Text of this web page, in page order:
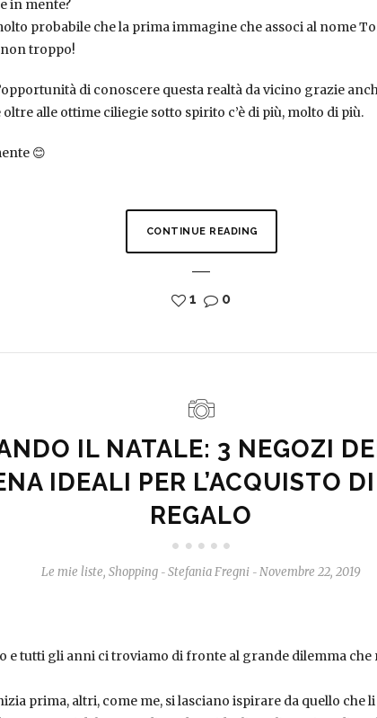
in mente?
probabile che la prima immagine che associ al nome
non troppo!
di conoscere questa realtà da vicino grazie
alle ottime ciliegie sotto spirito c’è di più, molto di più.
😊
CONTINUE READING
1 0
IL NATALE: 3 NEGOZI
IDEALI PER L’ACQUISTO
REGALO
Le mie liste, Shopping - Stefania Fregni - Novembre 22, 2019
e tutti gli anni ci troviamo di fronte al grande dilemma che
prima, altri, come me, si lasciano ispirare da quello che